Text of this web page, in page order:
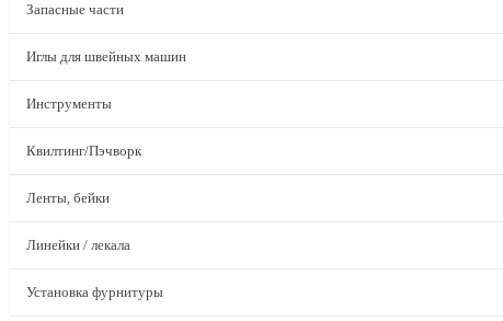
Запасные части
Иглы для швейных машин
Инструменты
Квилтинг/Пэчворк
Ленты, бейки
Линейки / лекала
Установка фурнитуры